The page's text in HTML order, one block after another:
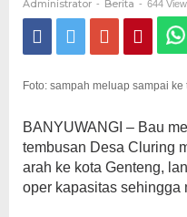
Desa
Cluring
Meluap
Ke
Jalan
Administrator - Berita - 644
Foto: sampah meluap sampai ke
BANYUWANGI – Bau
tembusan Desa Cluring
arah ke kota Genteng,
oper kapasitas sehingga